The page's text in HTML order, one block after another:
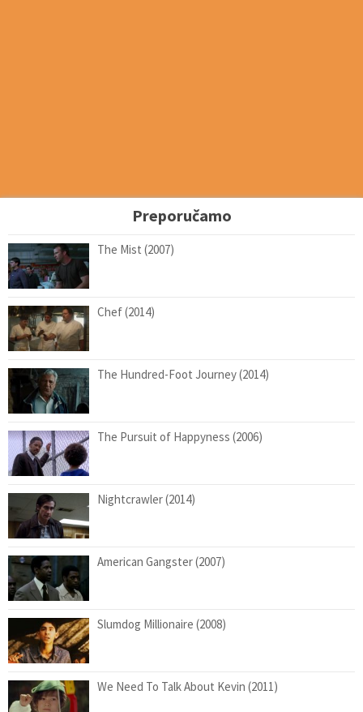
Preporučamo
The Mist (2007)
Chef (2014)
The Hundred-Foot Journey (2014)
The Pursuit of Happyness (2006)
Nightcrawler (2014)
American Gangster (2007)
Slumdog Millionaire (2008)
We Need To Talk About Kevin (2011)